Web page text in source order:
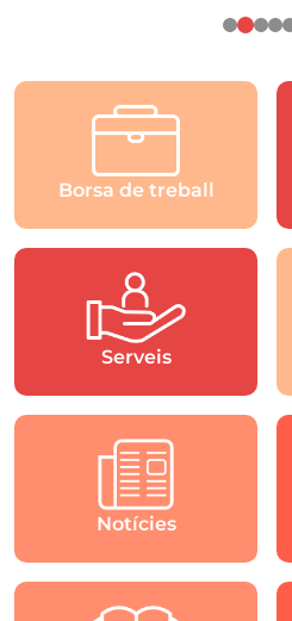
Borsa de treball
Serveis
Notícies